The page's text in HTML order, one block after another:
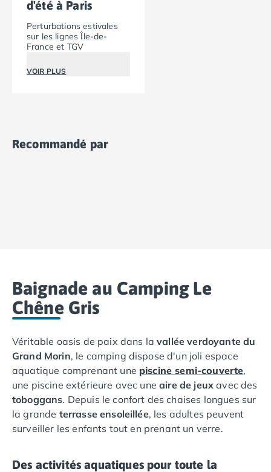
Camping Le Barcarès
Camping Perpignan
Camping Saint-Cyprien
Camping Limousin
Camping Lorraine
Camping Millau
Camping Nant
Camping Boulogne-sur-Mer
Camping Le Portel
Camping Le Touquet
Camping Pays de la Loire
Camping Loire-Atlantique
Camping Guerande
Camping La Baule-Escoublac
Camping La Turballe
Camping Nantes
Camping Pornic
d'été à Paris
Perturbations estivales
sur les lignes Île-de-
France et TGV
VOIR PLUS
Recommandé par
Baignade au Camping Le
Chêne Gris
Véritable oasis de paix dans la vallée verdoyante du
Grand Morin, le camping dispose d'un joli espace
aquatique comprenant une piscine semi-couverte,
une piscine extérieure avec uneaire de jeux avec des
toboggans. Depuis le confort des chaises longues sur
la grande terrasse ensoleillée, les adultes peuvent
surveiller les enfants tout en prenant un verre.
Des activités aquatiques pour toute la